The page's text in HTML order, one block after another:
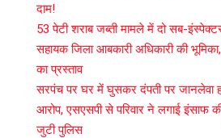
दाम!
53 पेटी शराब जब्ती मामले में दो सब-
सहायक जिला आबकारी अधिकारी की
का प्रस्ताव
सरपंच पर घर में घुसकर दंपती पर जानलेवा
आरोप, एसएसपी से परिवार ने लगाई इंसाफ
जुटी पुलिस